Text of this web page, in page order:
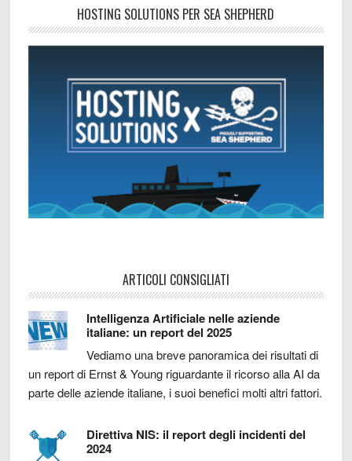
HOSTING SOLUTIONS PER SEA SHEPHERD
ARTICOLI CONSIGLIATI
Intelligenza Artificiale nelle aziende
italiane: un report del 2025
Vediamo una breve panoramica dei risultati di
un report di Ernst & Young riguardante il ricorso alla AI da
parte delle aziende italiane, i suoi benefici molti altri fattori.
Direttiva NIS: il report degli incidenti del
2024